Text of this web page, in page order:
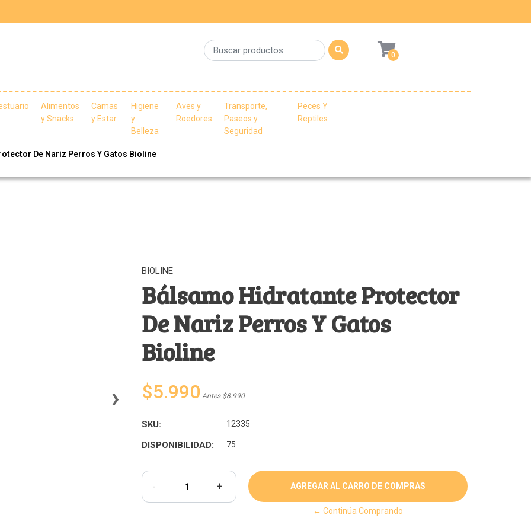
0
Alimentos
y Snacks
Camas
y Estar
Higiene
y
Belleza
Aves y
Roedores
Transporte,
Paseos y
Seguridad
Peces Y
Reptiles
De Nariz Perros Y Gatos Bioline
›
BIOLINE
Bálsamo Hidratante Protector
De Nariz Perros Y Gatos
Bioline
$5.990 Antes $8.990
SKU: 12335
DISPONIBILIDAD: 75
- +
← Continúa Comprando